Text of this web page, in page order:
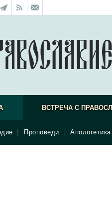
ВСТРЕЧА С
Проповеди Апологетика